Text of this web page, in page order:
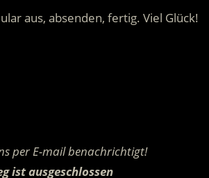
aus, absenden, fertig. Viel Glück!
per E-mail benachrichtigt!
ist ausgeschlossen